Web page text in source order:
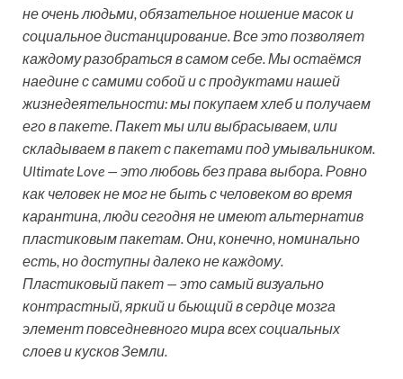
не очень людьми, обязательное ношение масок и
социальное дистанцирование. Все это позволяет
каждому разобраться в самом себе. Мы остаёмся
наедине с самими собой и с продуктами нашей
жизнедеятельности: мы покупаем хлеб и получаем
его в пакете. Пакет мы или выбрасываем, или
складываем в пакет с пакетами под умывальником.
Ultimate Love — это любовь без права выбора. Ровно
как человек не мог не быть с человеком во время
карантина, люди сегодня не имеют альтернатив
пластиковым пакетам. Они, конечно, номинально
есть, но доступны далеко не каждому.
Пластиковый пакет — это самый визуально
контрастный, яркий и бьющий в сердце мозга
элемент повседневного мира всех социальных
слоев и кусков Земли.